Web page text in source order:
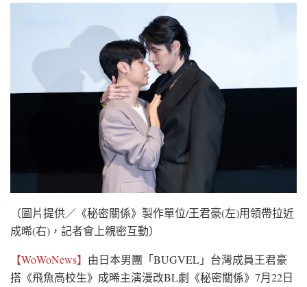
（圖片提供／《秘密關係》製作單位/王君豪(左)用領帶拉近
成晞(右)，記者會上親密互動）
【WoWoNews】 由日本男團「BUGVEL」台灣成員王君豪
搭《飛魚高校生》成晞主演漫改BL劇《秘密關係》7月22日